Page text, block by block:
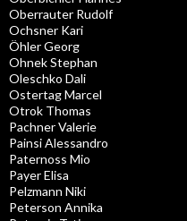
Oberrauter Rudolf
Ochsner Kari
Öhler Georg
Ohnek Stephan
Oleschko Dali
Ostertag Marcel
Otrok Thomas
Pachner Valerie
Painsi Alessandro
Paternoss Mio
Payer Elisa
Pelzmann Niki
Peterson Annika